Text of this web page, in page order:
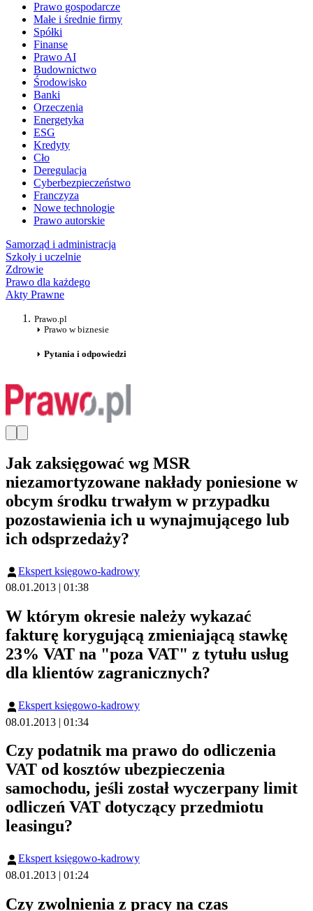
Prawo gospodarcze
Małe i średnie firmy
Spółki
Finanse
Prawo AI
Budownictwo
Środowisko
Banki
Orzeczenia
Energetyka
ESG
Kredyty
Cło
Deregulacja
Cyberbezpieczeństwo
Franczyza
Nowe technologie
Prawo autorskie
Samorząd i administracja
Szkoły i uczelnie
Zdrowie
Prawo dla każdego
Akty Prawne
Prawo.pl
Prawo w biznesie
Pytania i odpowiedzi
Jak zaksięgować wg MSR
niezamortyzowane nakłady poniesione w
obcym środku trwałym w przypadku
pozostawienia ich u wynajmującego lub
ich odsprzedaży?
Ekspert księgowo-kadrowy
08.01.2013 | 01:38
W którym okresie należy wykazać
fakturę korygującą zmieniającą stawkę
23% VAT na "poza VAT" z tytułu usług
dla klientów zagranicznych?
Ekspert księgowo-kadrowy
08.01.2013 | 01:34
Czy podatnik ma prawo do odliczenia
VAT od kosztów ubezpieczenia
samochodu, jeśli został wyczerpany limit
odliczeń VAT dotyczący przedmiotu
leasingu?
Ekspert księgowo-kadrowy
08.01.2013 | 01:24
Czy zwolnienia z pracy na czas